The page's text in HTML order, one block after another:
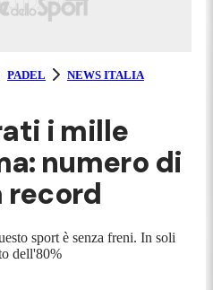
PADEL NEWS ITALIA
i mille
numero di
sport è senza freni. In soli
dell'80%